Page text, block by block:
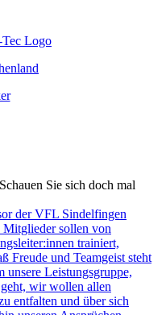
Sie sich doch mal